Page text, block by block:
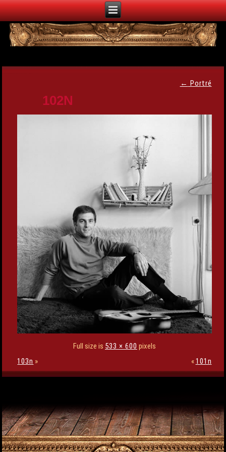
← Portré
102N
Full size is 533 × 600 pixels
103n » «101n